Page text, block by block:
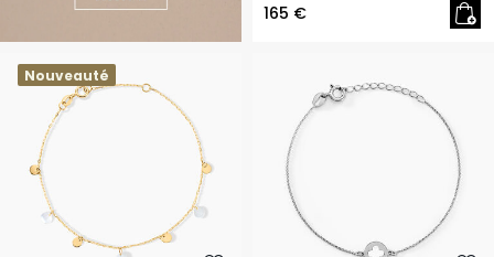
165 €
Nouveauté